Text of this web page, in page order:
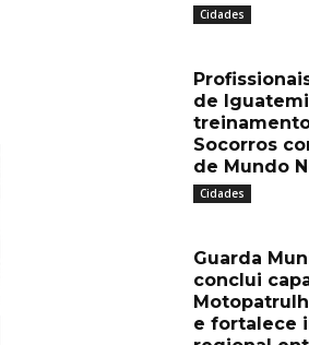
Cidades
de
Socorros
de Mundo
Cidades
Guarda
conclui
e fortalece